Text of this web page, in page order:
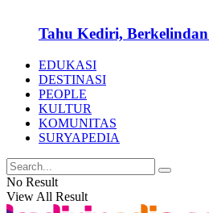
Tahu Kediri,
EDUKASI
DESTINASI
PEOPLE
KULTUR
KOMUNITAS
SURYAPEDIA
No Result
View All Result